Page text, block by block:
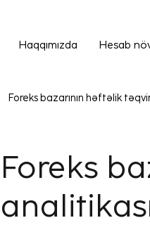
Haqqımızda Hesab
Foreks bazarının həftəlik
Foreks